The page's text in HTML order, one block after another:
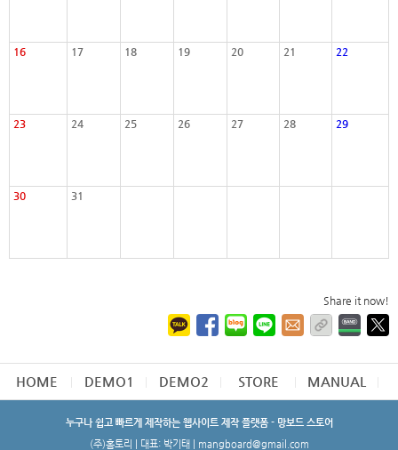
16 17 18 19 20 21 22
23 24 25 26 27 28 29
30 31
Share it now!
HOME DEMO1 DEMO2 STORE MANUAL
누구나 쉽고 빠르게 제작하는 웹사이트 제작 플랫폼 - 망보드 스토어
(주)홈토리 | 대표: 박기태 | mangboard@gmail.com